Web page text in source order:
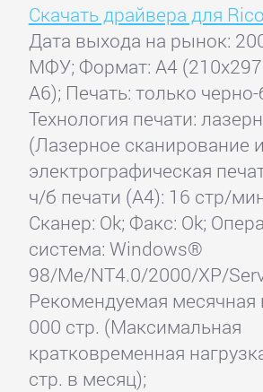
Скачать драйвера для
Дата выхода на рынок:
МФУ; Формат: A4
A6); Печать: только черно-
Технология печати:
(Лазерное сканирование и
электрографическая
ч/б печати (А4): 16 стр/
Сканер: Ok; Факс: Ok;
система: Windows®
98/Me/NT4.0/2000/XP/
Рекомендуемая месячная
000 стр. (Максимальная
кратковременная
стр. в месяц);